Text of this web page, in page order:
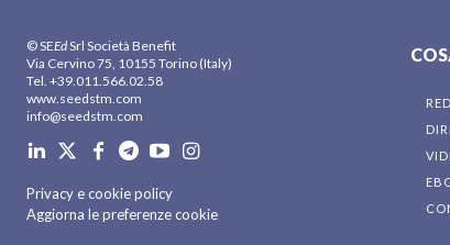
© SEEdSrl Società Benefit
Via Cervino 75, 10155 Torino (Italy)
Tel. +39.011.566.02.58
www.seedstm.com
info@seedstm.com
Privacy e cookie policy
Aggiorna le preferenze cookie